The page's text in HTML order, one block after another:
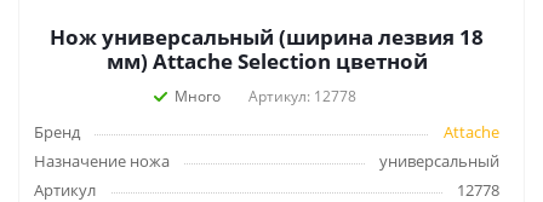
Нож универсальный (ширина лезвия 18
мм) Attache Selection цветной
Много Артикул: 12778
Бренд
Attache
Назначение ножа
универсальный
Артикул
12778